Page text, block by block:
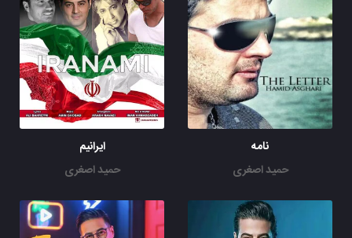
نامه
حمید اصغری
ایرانیم
حمید اصغری